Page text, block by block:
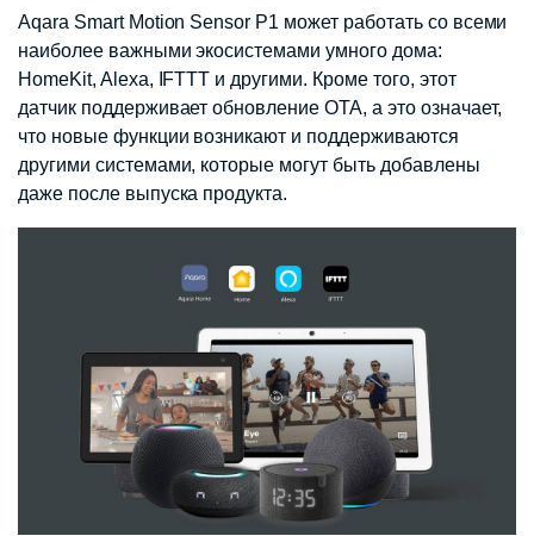
Aqara Smart Motion Sensor P1 может работать со всеми
наиболее важными экосистемами умного дома:
HomeKit, Alexa, IFTTT и другими. Кроме того, этот
датчик поддерживает обновление OTA, а это означает,
что новые функции возникают и поддерживаются
другими системами, которые могут быть добавлены
даже после выпуска продукта.